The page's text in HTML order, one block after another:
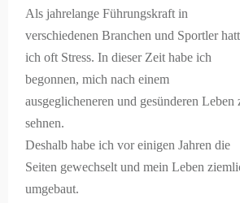
Als jahrelange Führungskraft in
verschiedenen Branchen und Sportler
ich oft Stress. In dieser Zeit habe ich
begonnen, mich nach einem
ausgeglicheneren und gesünderen Leben
sehnen.
Deshalb habe ich vor einigen Jahren die
Seiten gewechselt und mein Leben
umgebaut.